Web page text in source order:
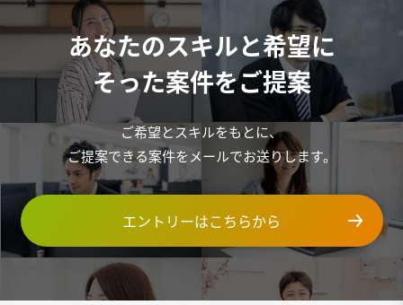
あなたのスキルと希望に
そった案件をご提案
ご希望とスキルをもとに、
ご提案できる案件をメールでお送りします。
エントリーはこちらから